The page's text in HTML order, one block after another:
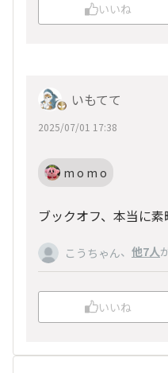
いいね
いもてて
2025/07/01 17:38
m o m o
ブックオフ、本当に素
こうちゃん、 他7人
いいね